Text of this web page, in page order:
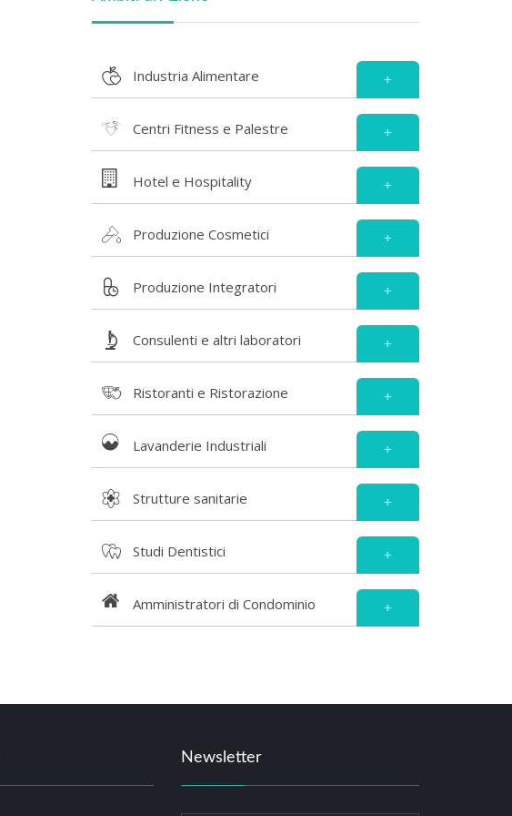
Industria Alimentare +
Centri Fitness e Palestre +
Hotel e Hospitality +
Produzione Cosmetici +
Produzione Integratori +
Consulenti e altri laboratori +
Ristoranti e Ristorazione +
Lavanderie Industriali +
Strutture sanitarie +
Studi Dentistici +
Amministratori di Condominio +
Newsletter